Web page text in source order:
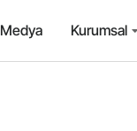
Medya Kurumsal